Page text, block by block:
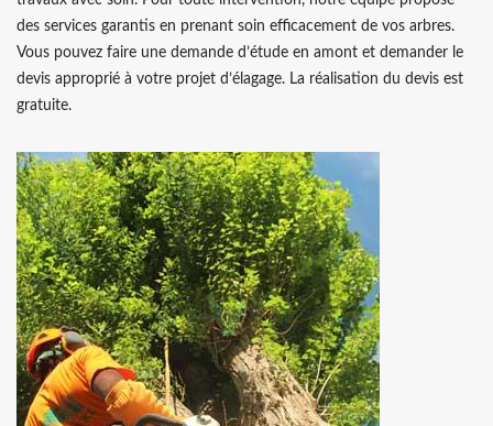
des services garantis en prenant soin efficacement de vos arbres.
Vous pouvez faire une demande d’étude en amont et demander le
devis approprié à votre projet d’élagage. La réalisation du devis est
gratuite.